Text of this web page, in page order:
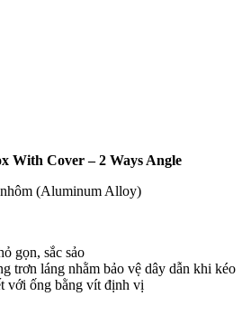
With Cover – 2 Ways Angle
(Aluminum Alloy)
gọn, sắc sảo
trơn láng nhằm bảo vệ dây dẫn khi kéo
với ống bằng vít định vị